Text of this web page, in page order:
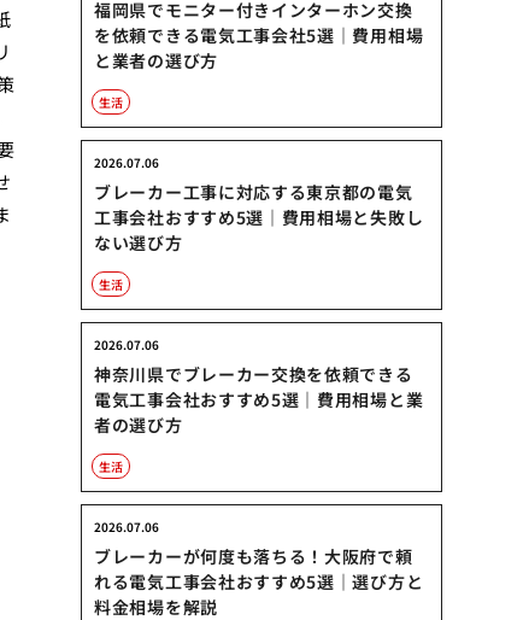
福岡県でモニター付きインターホン交換
を依頼できる電気工事会社5選｜費用相場
と業者の選び方
生活
ブレーカー工事に対応する東京都の電気
工事会社おすすめ5選｜費用相場と失敗し
ない選び方
2026.07.06
生活
神奈川県でブレーカー交換を依頼できる
電気工事会社おすすめ5選｜費用相場と業
者の選び方
2026.07.06
生活
ブレーカーが何度も落ちる！大阪府で頼
れる電気工事会社おすすめ5選｜選び方と
料金相場を解説
2026.07.06